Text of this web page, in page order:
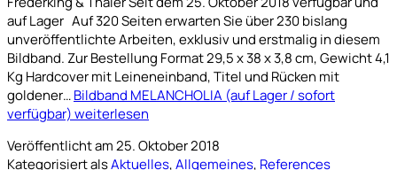
auf Lager Auf 320 Seiten erwarten Sie über 230 bislang
unveröffentlichte Arbeiten, exklusiv und erstmalig in diesem
Bildband. Zur Bestellung Format 29,5 x 38 x 3,8 cm, Gewicht 4,1
Kg Hardcover mit Leineneinband, Titel und Rücken mit
goldener…Bildband MELANCHOLIA (auf Lager / sofort
verfügbar)weiterlesen
Veröffentlicht am25. Oktober 2018
Kategorisiert alsAktuelles,Allgemeines, References